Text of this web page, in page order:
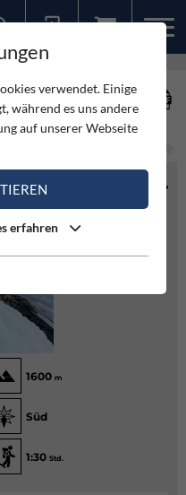
1600 m
Süd
1:30 Std.
verwendet. Einige
während es uns andere
auf unserer Webseite
erfahren